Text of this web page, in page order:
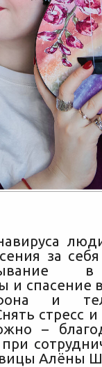
за
в
и спасение
и
стресс
–
Алёны